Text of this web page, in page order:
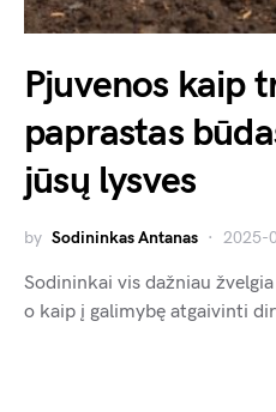
Pjuvenos kaip
paprastas
jūsų lysves
by Sodininkas Antanas 2025-
Sodininkai vis dažniau
o kaip į galimybę atgaivinti